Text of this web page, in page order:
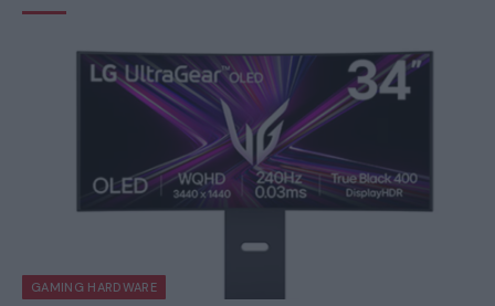
GAMING HARDWARE